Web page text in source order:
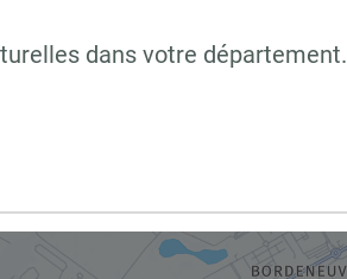
dans votre département.